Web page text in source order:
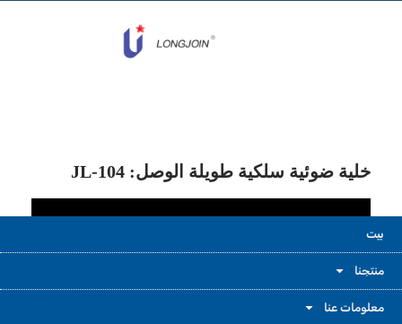
بيت
منتجنا
معلومات عنا
خلية ضوئية سلكية طويلة الوصل: JL-104